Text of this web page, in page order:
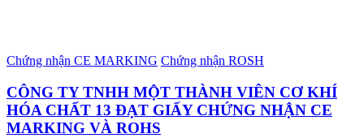
Chứng nhận CE MARKING Chứng nhận ROSH
CÔNG TY TNHH MỘT THÀNH VIÊN CƠ KHÍ
HÓA CHẤT 13 ĐẠT GIẤY CHỨNG NHẬN CE
MARKING VÀ ROHS